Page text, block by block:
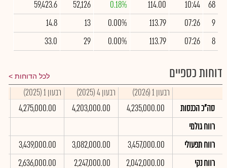
68
10:44
114.00
0.18%
52,126
59,423.6
9
07:26
113.79
0.00%
13
14.8
8
07:26
113.79
0.00%
29
33.0
דוחות כספיים לכל הדוחות
רבעון 1 (2026) רבעון 4 (2025) רבעון 1 (2025)
סה"כ הכנסות
4,235,000.00
4,203,000.00
4,275,000.00
רווח גולמי
רווח תפעולי
3,457,000.00
3,082,000.00
3,439,000.00
רווח נקי
2,042,000.00
2,247,000.00
2,636,000.00